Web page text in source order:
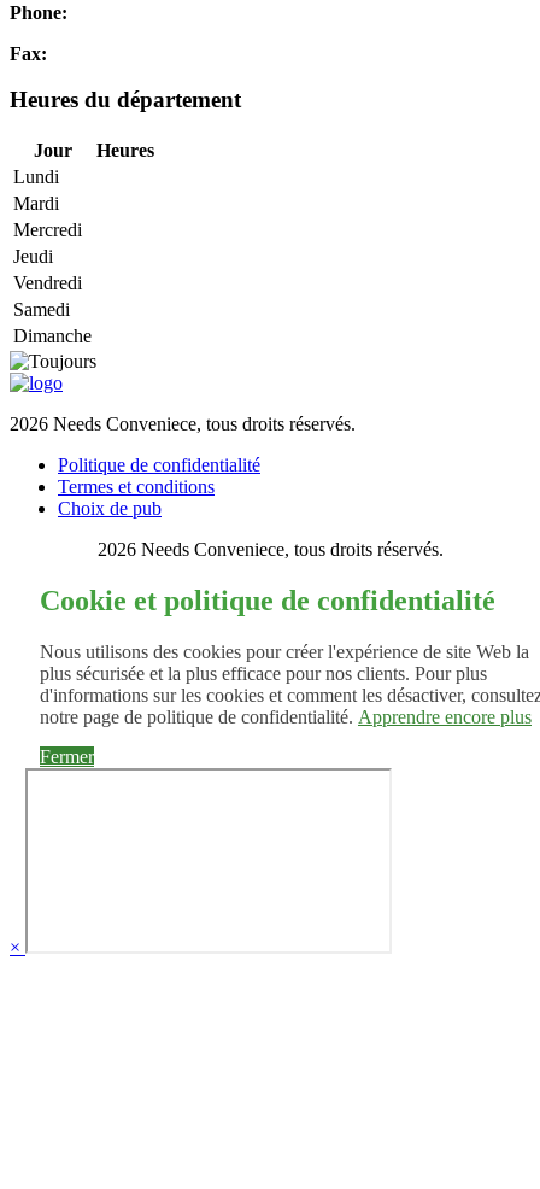
Phone:
Fax:
Heures du département
Jour
Heures
Lundi
Mardi
Mercredi
Jeudi
Vendredi
Samedi
Dimanche
2026 Needs Conveniece, tous droits réservés.
Politique de confidentialité
Termes et conditions
Choix de pub
2026 Needs Conveniece, tous droits réservés.
Cookie et politique de confidentialité
Nous utilisons des cookies pour créer l'expérience de site Web la
plus sécurisée et la plus efficace pour nos clients. Pour plus
d'informations sur les cookies et comment les désactiver,
notre page de politique de confidentialité. Apprendre encore plus
Fermer
×